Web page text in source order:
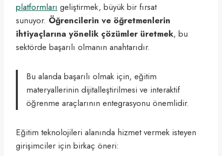
platformları geliştirmek, büyük bir fırsat
sunuyor. Öğrencilerin ve öğretmenlerin
ihtiyaçlarına yönelik çözümler üretmek, bu
sektörde başarılı olmanın anahtarıdır.
Bu alanda başarılı olmak için, eğitim
materyallerinin dijitalleştirilmesi ve interaktif
öğrenme araçlarının entegrasyonu önemlidir.
Eğitim teknolojileri alanında hizmet vermek isteyen
girişimciler için birkaç öneri: